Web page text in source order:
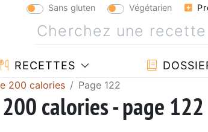
Sans gluten Végétarien
RECETTES
200 calories Page 122
calories - page 122